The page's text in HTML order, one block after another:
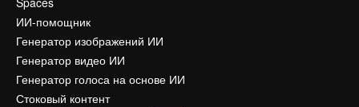
ИИ-помощник
Генератор изображений ИИ
Генератор видео ИИ
Генератор голоса на основе ИИ
Стоковый контент